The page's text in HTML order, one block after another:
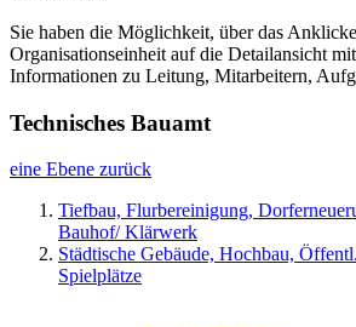
Sie haben die Möglichkeit, über das
Organisationseinheit auf die Detailansicht
Informationen zu Leitung, Mitarbeitern,
Technisches Bauamt
eine Ebene zurück
Tiefbau, Flurbereinigung,
Bauhof/ Klärwerk
Städtische Gebäude, Hochbau,
Spielplätze